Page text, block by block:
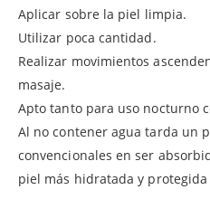
Aplicar sobre la piel limpia.
Utilizar poca cantidad.
Realizar movimientos
masaje.
Apto tanto para uso nocturno
Al no contener agua tarda un
convencionales en ser
piel más hidratada y